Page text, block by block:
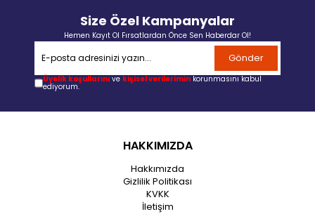
Size Özel Kampanyalar
Hemen Kayıt Ol Fırsatlardan Önce Sen Haberdar Ol!
Gönder
Üyelik koşullarını ve kişisel verilerimin korunmasını kabul
ediyorum.
HAKKIMIZDA
Hakkımızda
Gizlilik Politikası
KVKK
İletişim